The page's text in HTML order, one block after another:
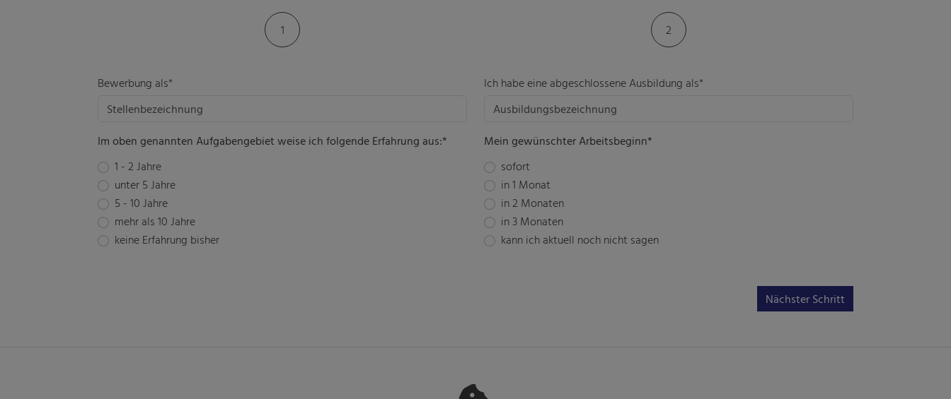
1 2
Bewerbung als* Ich habe eine abgeschlossene Ausbildung als*
Im oben genannten Aufgabengebiet weise ich folgende Erfahrung aus:*
1 - 2 Jahre
unter 5 Jahre
5 - 10 Jahre
mehr als 10 Jahre
keine Erfahrung bisher
Mein gewünschter Arbeitsbeginn*
sofort
in 1 Monat
in 2 Monaten
in 3 Monaten
kann ich aktuell noch nicht sagen
Nächster Schritt